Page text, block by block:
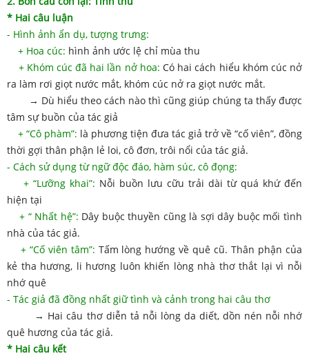
* Hai câu luận
- Hình ảnh ẩn dụ, tượng trưng:
+ Hoa cúc: hình ảnh ước lệ chỉ mùa thu
+ Khóm cúc đã hai lần nở hoa: Có hai cách hiểu khóm cúc nở
ra làm rơi giọt nước mắt, khóm cúc nở ra giọt nước mắt.
→ Dù hiểu theo cách nào thì cũng giúp chúng ta thấy được
tâm sự buồn của tác giả
+ “Cô phàm”: là phương tiện đưa tác giả trở về “cố viên”, đồng
thời gợi thân phận lẻ loi, cô đơn, trôi nổi của tác giả.
- Cách sử dụng từ ngữ độc đáo, hàm súc, cô đọng:
+ “Lưỡng khai”: Nỗi buồn lưu cữu trải dài từ quá khứ đến
hiện tại
+ “ Nhất hệ”: Dây buộc thuyền cũng là sợi dây buộc mối tình
nhà của tác giả.
+ “Cố viên tâm”: Tấm lòng hướng về quê cũ. Thân phận của
kẻ tha hương, li hương luôn khiến lòng nhà thơ thắt lại vì nỗi
nhớ quê
- Tác giả đã đồng nhất giữ tình và cảnh trong hai câu thơ
→ Hai câu thơ diễn tả nỗi lòng da diết, dồn nén nỗi nhớ
quê hương của tác giả.
* Hai câu kết